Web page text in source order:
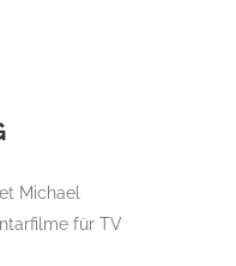
Michael
für TV